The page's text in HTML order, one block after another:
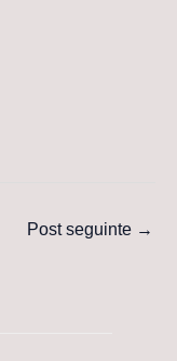
Post seguinte →